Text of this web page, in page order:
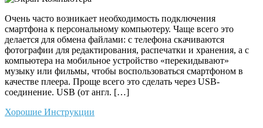
Очень часто возникает необходимость подключения
смартфона к персональному компьютеру. Чаще всего это
делается для обмена файлами: с телефона скачиваются
фотографии для редактирования, распечатки и хранения, а с
компьютера на мобильное устройство «перекидывают»
музыку или фильмы, чтобы воспользоваться смартфоном в
качестве плеера. Проще всего это сделать через USB-
соединение. USB (от англ. […]
Хорошие Инструкции